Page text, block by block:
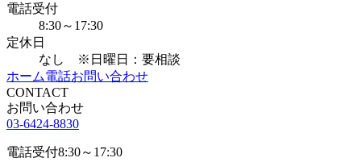
電話受付
8:30～17:30
定休日
なし ※日曜日：要相談
ホーム電話お問い合わせ
CONTACT
お問い合わせ
03-6424-8830
電話受付8:30～17:30